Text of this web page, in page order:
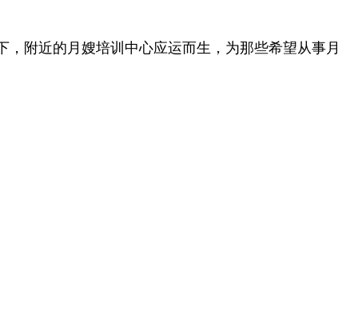
附近的月嫂培训中心应运而生，为那些希望从事月